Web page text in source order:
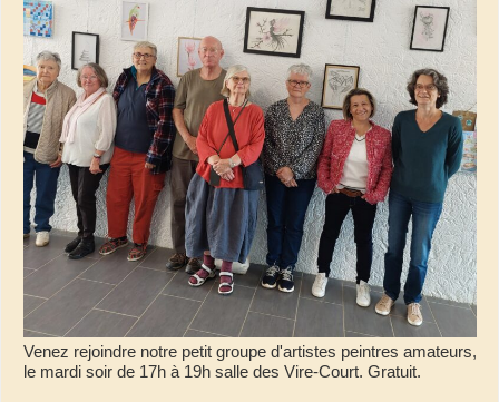
Venez rejoindre notre petit groupe d'artistes peintres amateurs,
le mardi soir de 17h à 19h salle des Vire-Court. Gratuit.